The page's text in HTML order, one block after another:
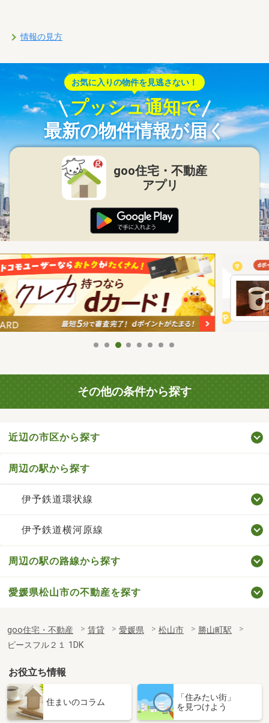
情報の見方
お気に入りの物件を見逃さない！
プッシュ通知で
最新の物件情報が届く
goo住宅・不動産
アプリ
その他の条件から探す
近辺の市区から探す
周辺の駅から探す
伊予鉄道環状線
伊予鉄道横河原線
周辺の駅の路線から探す
愛媛県松山市の不動産を探す
goo住宅・不動産 賃貸 愛媛県 松山市
勝山町駅
ピースフル２１ 1DK
お役立ち情報
住まいのコラム
「住みたい街」
を見つけよう